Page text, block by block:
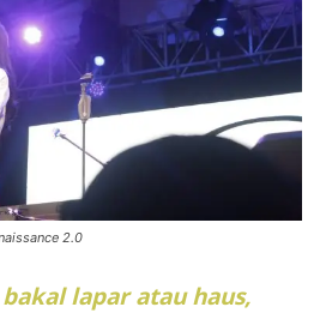
2.0
lapar atau haus,